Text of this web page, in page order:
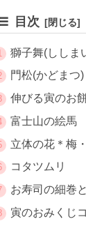
目次
獅子舞(ししま
門松(かどまつ)
伸びる寅のお
富士山の絵馬
立体の花＊梅
コタツムリ
お寿司の細巻
寅のおみくじ